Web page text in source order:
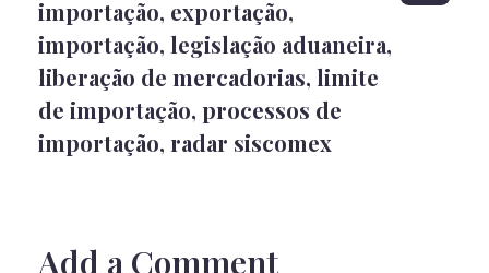
importação, exportação,
importação, legislação aduaneira,
liberação de mercadorias, limite
de importação, processos de
importação, radar siscomex
Add a Comment